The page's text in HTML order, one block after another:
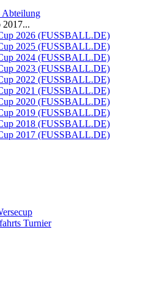
Abteilung
2017...
2026 (FUSSBALL.DE)
2025 (FUSSBALL.DE)
2024 (FUSSBALL.DE)
2023 (FUSSBALL.DE)
2022 (FUSSBALL.DE)
2021 (FUSSBALL.DE)
2020 (FUSSBALL.DE)
2019 (FUSSBALL.DE)
2018 (FUSSBALL.DE)
2017 (FUSSBALL.DE)
Turnier